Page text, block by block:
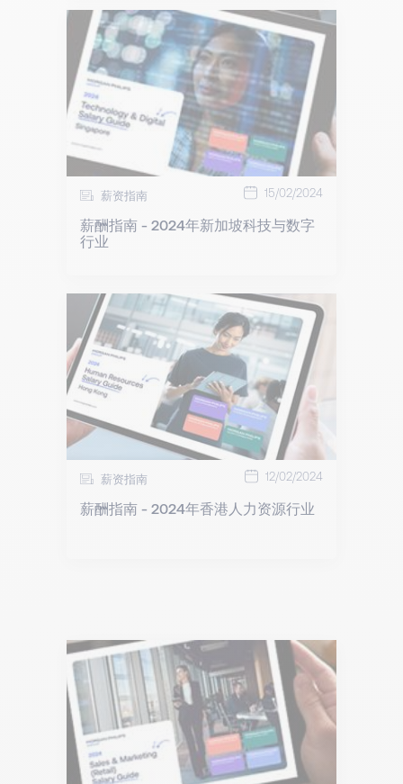
薪资指南 15/02/2024
薪酬指南 - 2024年新加坡科技与数字
行业
薪资指南 12/02/2024
薪酬指南 - 2024年香港人力资源行业